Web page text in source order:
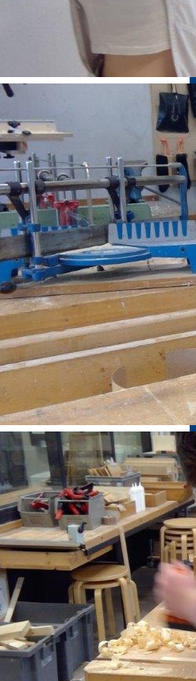
im Dualen System
(Werkstatttage)
/ AV-SH ohne ESA
III
BFS I